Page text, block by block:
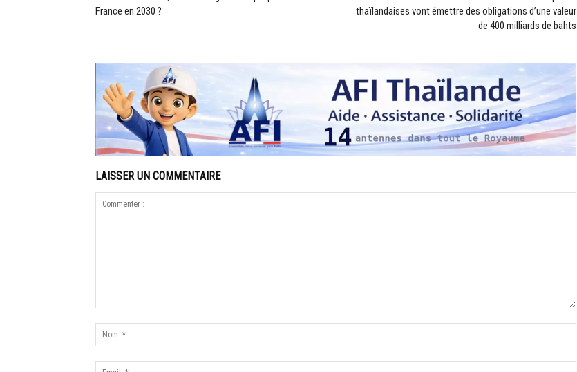
France en 2030 ?
thaïlandaises vont émettre des obligations d’une valeur
de 400 milliards de bahts
LAISSER UN COMMENTAIRE